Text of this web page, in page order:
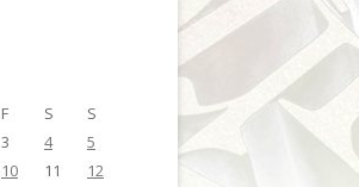
F S S
3 4
5
10 11
12